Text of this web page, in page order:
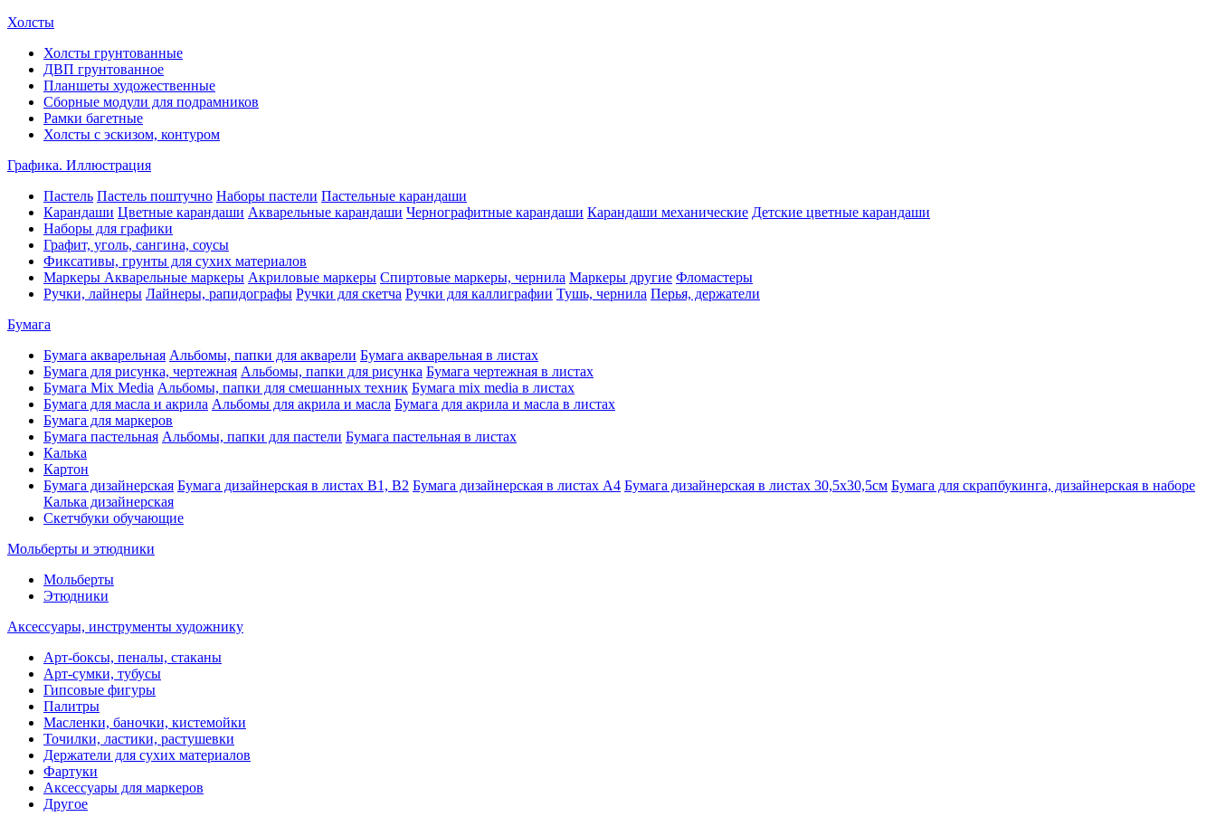
Холсты
Холсты грунтованные
ДВП грунтованное
Планшеты художественные
Сборные модули для подрамников
Рамки багетные
Холсты c эскизом, контуром
Графика. Иллюстрация
Пастель Пастель поштучно Наборы пастели Пастельные карандаши
Карандаши Цветные карандаши Акварельные карандаши Чернографитные карандаши Карандаши механические Детские цветные карандаши
Наборы для графики
Графит, уголь, сангина, соусы
Фиксативы, грунты для сухих материалов
Маркеры Акварельные маркеры Акриловые маркеры Спиртовые маркеры, чернила Маркеры другие Фломастеры
Ручки, лайнеры Лайнеры, рапидографы Ручки для скетча Ручки для каллиграфии Тушь, чернила Перья, держатели
Бумага
Бумага акварельная Альбомы, папки для акварели Бумага акварельная в листах
Бумага для рисунка, чертежная Альбомы, папки для рисунка Бумага чертежная в листах
Бумага Mix Media Альбомы, папки для смешанных техник Бумага mix media в листах
Бумага для масла и акрила Альбомы для акрила и масла Бумага для акрила и масла в листах
Бумага для маркеров
Бумага пастельная Альбомы, папки для пастели Бумага пастельная в листах
Калька
Картон
Бумага дизайнерская Бумага дизайнерская в листах В1, В2 Бумага дизайнерская в листах А4 Бумага дизайнерская в листах 30,5х30,5см Бумага для скрапбукинга, дизайнерская в наборе
Калька дизайнерская
Скетчбуки обучающие
Мольберты и этюдники
Мольберты
Этюдники
Аксессуары, инструменты художнику
Арт-боксы, пеналы, стаканы
Арт-сумки, тубусы
Гипсовые фигуры
Палитры
Масленки, баночки, кистемойки
Точилки, ластики, растушевки
Держатели для сухих материалов
Фартуки
Аксессуары для маркеров
Другое